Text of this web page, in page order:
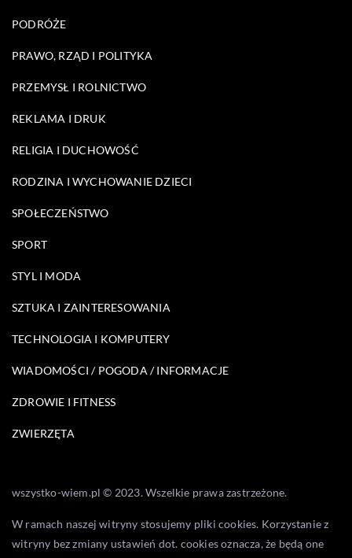
PODRÓŻE
PRAWO, RZĄD I POLITYKA
PRZEMYSŁ I ROLNICTWO
REKLAMA I DRUK
RELIGIA I DUCHOWOŚĆ
RODZINA I WYCHOWANIE DZIECI
SPOŁECZEŃSTWO
SPORT
STYL I MODA
SZTUKA I ZAINTERESOWANIA
TECHNOLOGIA I KOMPUTERY
WIADOMOŚCI / POGODA / INFORMACJE
ZDROWIE I FITNESS
ZWIERZĘTA
wszystko-wiem.pl © 2023. Wszelkie prawa zastrzeżone.
W ramach naszej witryny stosujemy pliki cookies. Korzystanie z
witryny bez zmiany ustawień dot. cookies oznacza, że będą one